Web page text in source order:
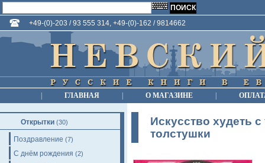
+49-(0)-203 / 93 555 314, +49-(0)-162 / 9814662
ГЛАВНАЯ О МАГАЗИНЕ
Открытки (30)
Поздравление (7)
С днём рождения (2)
Искусство худеть
толстушки